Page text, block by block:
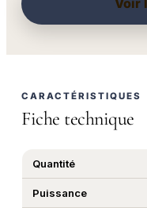
Voir
CARACTÉRISTIQUES
Fiche technique
Quantité
Puissance